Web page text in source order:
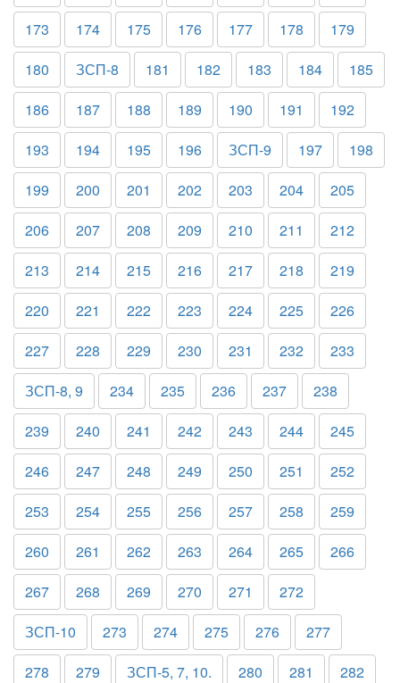
173
174 175 176 177 178
179
180
ЗСП-8 181 182 183 184
185
186
187 188 189 190 191
192
193
194 195 196 ЗСП-9 197
198
199
200 201 202 203 204
205
206
207 208 209 210 211
212
213
214 215 216 217 218
219
220
221 222 223 224 225
226
227
228 229 230 231 232
233
ЗСП-8, 9
234 235 236 237
238
239
240 241 242 243 244
245
246
247 248 249 250 251
252
253
254 255 256 257 258
259
260
261 262 263 264 265
266
267
268 269 270 271
272
ЗСП-10
273 274 275 276
277
278
279 ЗСП-5, 7, 10. 280 281
282